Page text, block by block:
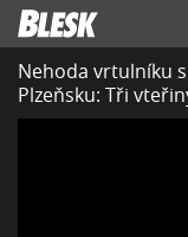
Nehoda vrtulníku
Plzeňsku: Tři